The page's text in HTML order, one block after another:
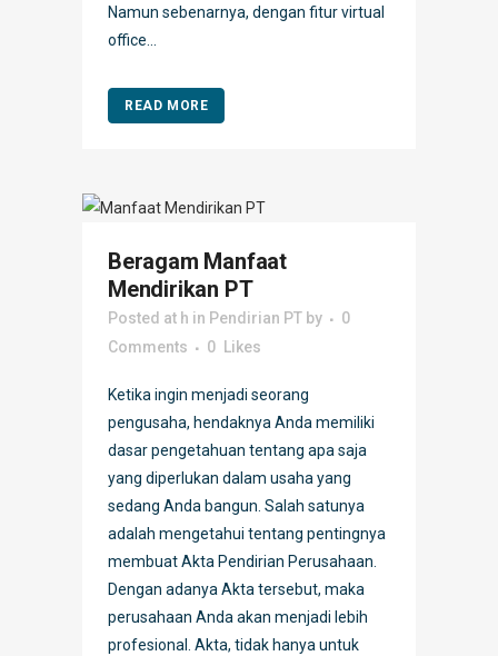
Namun sebenarnya, dengan fitur virtual
office...
READ MORE
Beragam Manfaat
Mendirikan PT
Posted at h in Pendirian PT by
0
Comments
0 Likes
Ketika ingin menjadi seorang
pengusaha, hendaknya Anda memiliki
dasar pengetahuan tentang apa saja
yang diperlukan dalam usaha yang
sedang Anda bangun. Salah satunya
adalah mengetahui tentang pentingnya
membuat Akta Pendirian Perusahaan.
Dengan adanya Akta tersebut, maka
perusahaan Anda akan menjadi lebih
profesional. Akta, tidak hanya untuk